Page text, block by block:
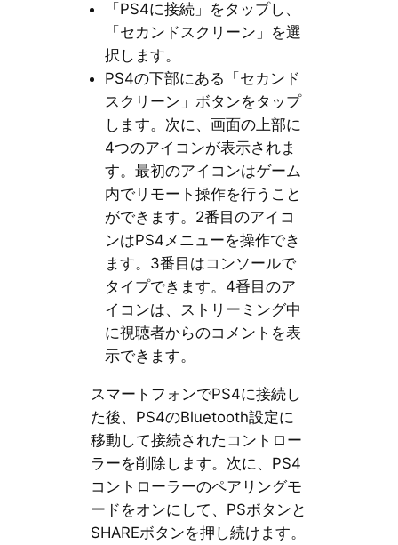
「PS4に接続」をタップし、
「セカンドスクリーン」を選
択します。
PS4の下部にある「セカンド
スクリーン」ボタンをタップ
します。次に、画面の上部に
4つのアイコンが表示されま
す。最初のアイコンはゲーム
内でリモート操作を行うこと
ができます。2番目のアイコ
ンはPS4メニューを操作でき
ます。3番目はコンソールで
タイプできます。4番目のア
イコンは、ストリーミング中
に視聴者からのコメントを表
示できます。
スマートフォンでPS4に接続し
た後、PS4のBluetooth設定に
移動して接続されたコントロー
ラーを削除します。次に、PS4
コントローラーのペアリングモ
ードをオンにして、PSボタンと
SHAREボタンを押し続けます。